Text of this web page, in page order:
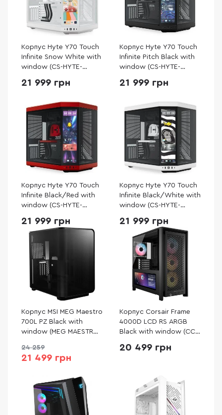
Корпус Hyte Y70 Touch
Infinite Snow White with
window (CS-HYTE-
21 999 грн
Корпус Hyte Y70 Touch
Infinite Pitch Black with
window (CS-HYTE-
21 999 грн
Корпус Hyte Y70 Touch
Infinite Black/Red with
window (CS-HYTE-
21 999 грн
Корпус Hyte Y70 Touch
Infinite Black/White with
window (CS-HYTE-
21 999 грн
Корпус MSI MEG Maestro
700L PZ Black with
window (MEG MAESTRO
24 259
21 499 грн
Корпус Corsair Frame
4000D LCD RS ARGB
Black with window (CC-
20 499 грн